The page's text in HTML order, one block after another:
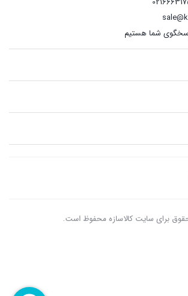
شما هستیم
برای سایت کالاسازه محفوظ است.